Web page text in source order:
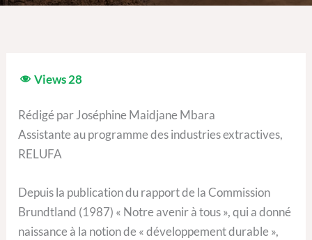
Views28
Rédigé par Joséphine Maidjane Mbara
Assistante au programme des industries extractives,
RELUFA
Depuis la publication du rapport de la Commission
Brundtland (1987) « Notre avenir à tous », qui a donné
naissance à la notion de « développement durable »,